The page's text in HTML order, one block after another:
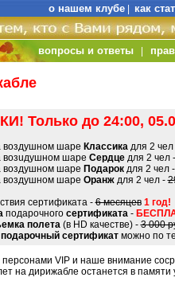
о нашем клубе как
вопросы и ответы
Только до 24:00,
воздушном шаре Классикадля 2
возuдушном шаре Сердцедля 2 чел
воздушном шаре Подарокдля 2 чел
воздушном шаре Оранждля 2 чел -
сертификата -6 месяцев 1 год!
подарочного сертификата-
полета(в HD качестве) -3 000
подарочный сертификат можно по
VIP и наше внимание
на дирижабле останется в памяти